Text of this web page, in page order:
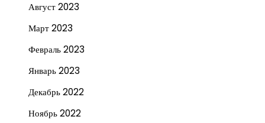
Август 2023
Март 2023
Февраль 2023
Январь 2023
Декабрь 2022
Ноябрь 2022